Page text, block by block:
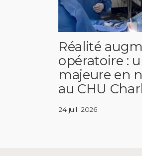
Réalité
opératoire :
majeure en
au CHU
24 juil. 2026